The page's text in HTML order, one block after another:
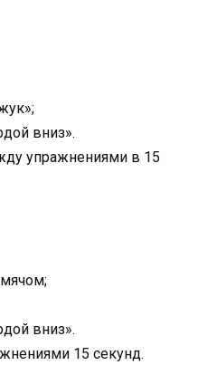
вниз».
упражнениями в 15
вниз».
15 секунд.